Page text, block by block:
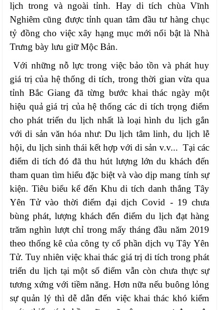
lịch trong và ngoài tỉnh. Hay di tích chùa Vĩnh
Nghiêm cũng được tỉnh quan tâm đầu tư hàng chục
tỷ đồng cho việc xây hạng mục mới nổi bật là Nhà
Trưng bày lưu giữ Mộc Bản.
Với những nỗ lực trong việc bảo tồn và phát huy
giá trị của hệ thống di tích, trong thời gian vừa qua
tỉnh Bắc Giang đã từng bước khai thác ngày một
hiệu quả giá trị của hệ thống các di tích trọng điểm
cho phát triển du lịch nhất là loại hình du lịch gắn
với di sản văn hóa như: Du lịch tâm linh, du lịch lễ
hội, du lịch sinh thái kết hợp với di sản v.v... Tại các
điểm di tích đó đã thu hút lượng lớn du khách đến
tham quan tìm hiểu đặc biệt và vào dịp mang tính sự
kiện. Tiêu biểu kể đến Khu di tích danh thắng Tây
Yên Tử vào thời điểm đại dịch Covid - 19 chưa
bùng phát, lượng khách đến điểm du lịch đạt hàng
trăm nghìn lượt chỉ trong mấy tháng đầu năm 2019
theo thống kê của công ty cổ phần dịch vụ Tây Yên
Tử. Tuy nhiên việc khai thác giá trị di tích trong phát
triển du lịch tại một số điểm vẫn còn chưa thực sự
tương xứng với tiềm năng. Hơn nữa nếu buông lỏng
sự quản lý thì dễ dẫn đến việc khai thác khó kiểm